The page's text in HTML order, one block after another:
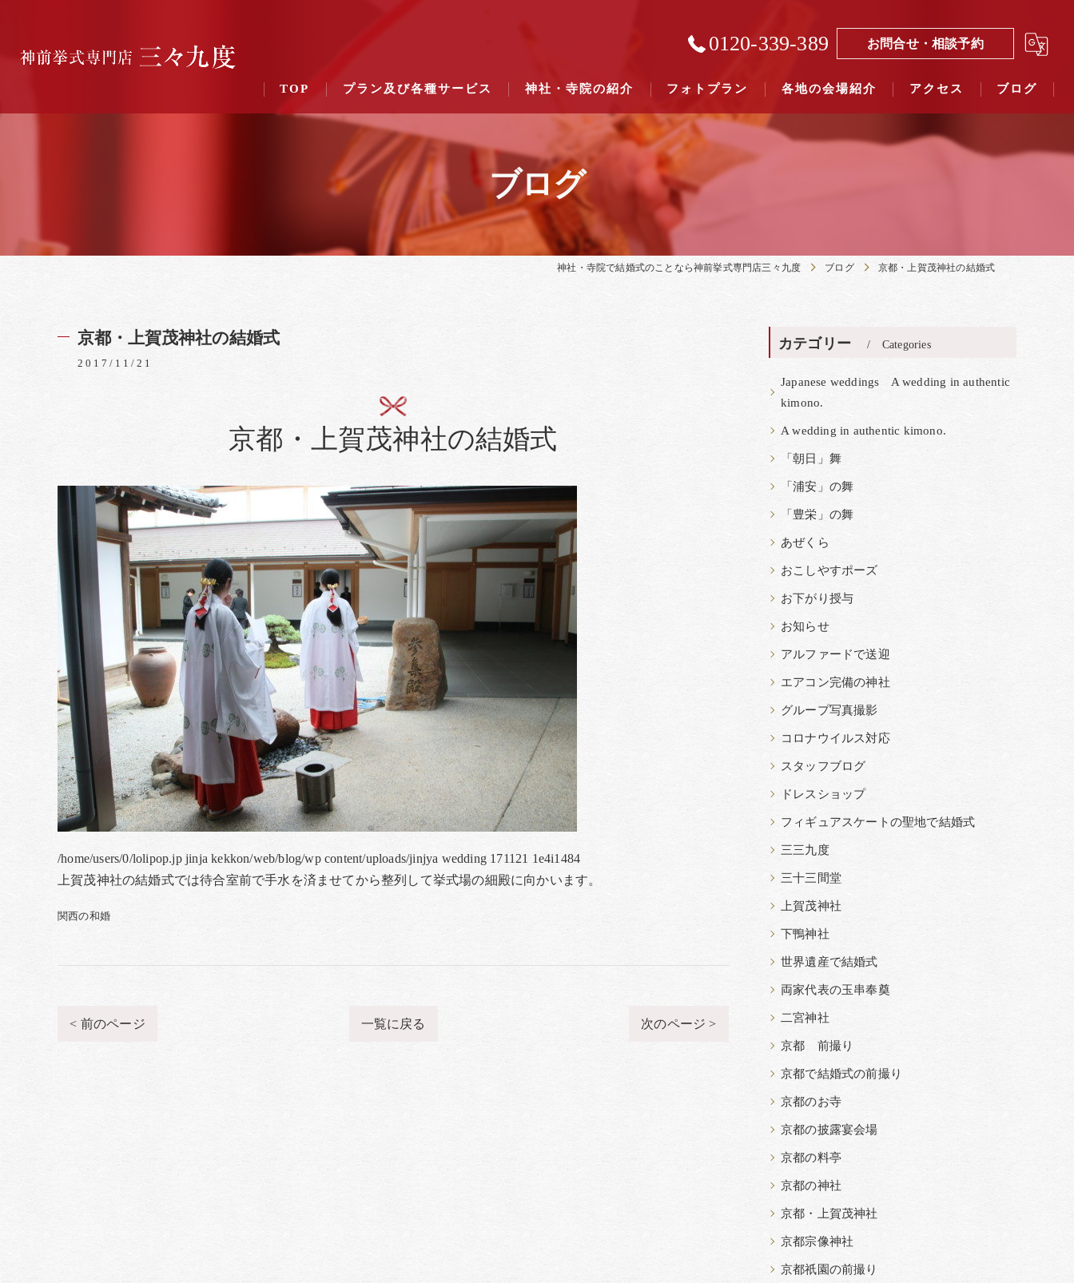
0120-339-389 お問合せ・相談予約
TOP プラン及び各種サービス 神社・寺院の紹介
結婚式のできる東京都下の神社一覧（４０社寺）｜三々九度東京
結婚式のできる関東六県の神社一覧（７５社）県別表示｜三々九度東京
フォトプラン 各地の会場紹介 アクセス ブログ
ブログ
神社・寺院で結婚式のことなら神前挙式専門店三々九度 ブログ 京都・上賀茂神社の結婚式
京都・上賀茂神社の結婚式
2017/11/21
京都・上賀茂神社の結婚式
/home/users/0/lolipop.jp jinja kekkon/web/blog/wp content/uploads/jinjya wedding 171121 1e4i1484
上賀茂神社の結婚式では待合室前で手水を済ませてから整列して挙式場の細殿に向かいます。
関西の和婚
< 前のページ 一覧に戻る 次のページ >
カテゴリー Categories
Japanese weddings A wedding in authentic
kimono.
A wedding in authentic kimono.
「朝日」舞
「浦安」の舞
「豊栄」の舞
あぜくら
おこしやすポーズ
お下がり授与
お知らせ
アルファードで送迎
エアコン完備の神社
グループ写真撮影
コロナウイルス対応
スタッフブログ
ドレスショップ
フィギュアスケートの聖地で結婚式
三三九度
三十三間堂
上賀茂神社
下鴨神社
世界遺産で結婚式
両家代表の玉串奉奠
二宮神社
京都 前撮り
京都で結婚式の前撮り
京都のお寺
京都の披露宴会場
京都の料亭
京都の神社
京都・上賀茂神社
京都宗像神社
京都祇園の前撮り